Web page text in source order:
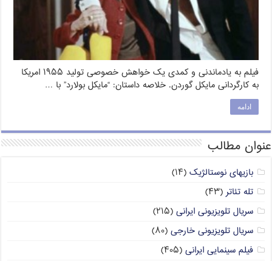
فیلم به یادماندنی و کمدی یک خواهش خصوصی تولید ۱۹۵۵ امریکا
به کارگردانی مایکل گوردن. خلاصه داستان: “مایکل بولارد” با …
ادامه
عنوان مطالب
بازیهای نوستالژیک (۱۴)
تله تئاتر (۴۳)
سریال تلویزیونی ایرانی (۲۱۵)
سریال تلویزیونی خارجی (۸۰)
فیلم سینمایی ایرانی (۴۰۵)